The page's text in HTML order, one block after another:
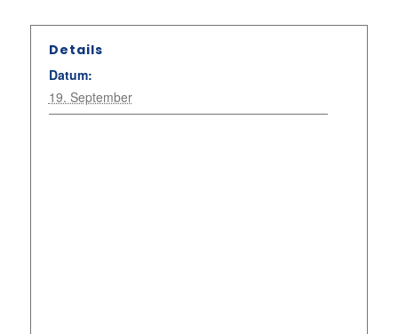
Details
Datum:
19. September